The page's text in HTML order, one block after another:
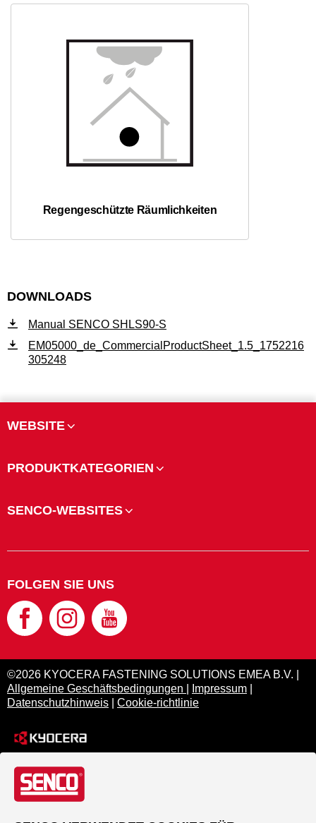
Regengeschützte Räumlichkeiten
DOWNLOADS
Manual SENCO SHLS90-S
EM05000_de_CommercialProductSheet_1.5_1752216
305248
WEBSITE
PRODUKTKATEGORIEN
SENCO-WEBSITES
FOLGEN SIE UNS
©2026 KYOCERA FASTENING SOLUTIONS EMEA B.V. |
Allgemeine Geschäftsbedingungen
Impressum
Datenschutzhinweis
Cookie-richtlinie